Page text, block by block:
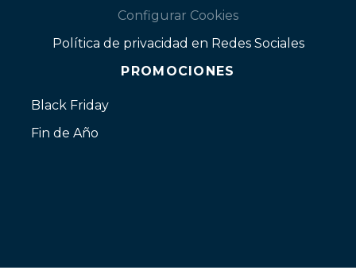
Configurar Cookies
Política de privacidad en Redes Sociales
PROMOCIONES
Black Friday
Fin de Año